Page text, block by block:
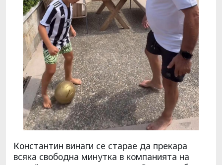
Константин винаги се старае да прекара
всяка свободна минутка в компанията на